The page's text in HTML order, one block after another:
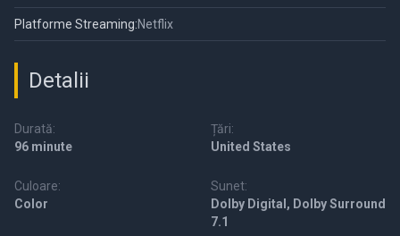
Platforme Streaming:Netflix
Detalii
Durată:
96 minute
Țări:
United States
Culoare:
Color
Sunet:
Dolby Digital, Dolby Surround
7.1